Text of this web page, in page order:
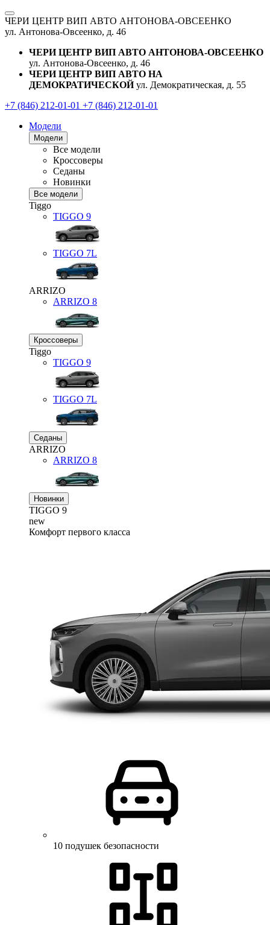
ЧЕРИ ЦЕНТР ВИП АВТО АНТОНОВА-ОВСЕЕНКО
ул. Антонова-Овсеенко, д. 46
ЧЕРИ ЦЕНТР ВИП АВТО АНТОНОВА-ОВСЕЕНКО
ул. Антонова-Овсеенко, д. 46
ЧЕРИ ЦЕНТР ВИП АВТО НА
ДЕМОКРАТИЧЕСКОЙ ул. Демократическая, д. 55
+7 (846) 212-01-01 +7 (846) 212-01-01
Модели
Модели
Все модели
Кроссоверы
Седаны
Новинки
Все модели
Tiggo
TIGGO 9
TIGGO 7L
ARRIZO
ARRIZO 8
Кроссоверы
Tiggo
TIGGO 9
TIGGO 7L
Седаны
ARRIZO
ARRIZO 8
Новинки
TIGGO 9
new
Комфорт первого класса
10 подушек безопасности